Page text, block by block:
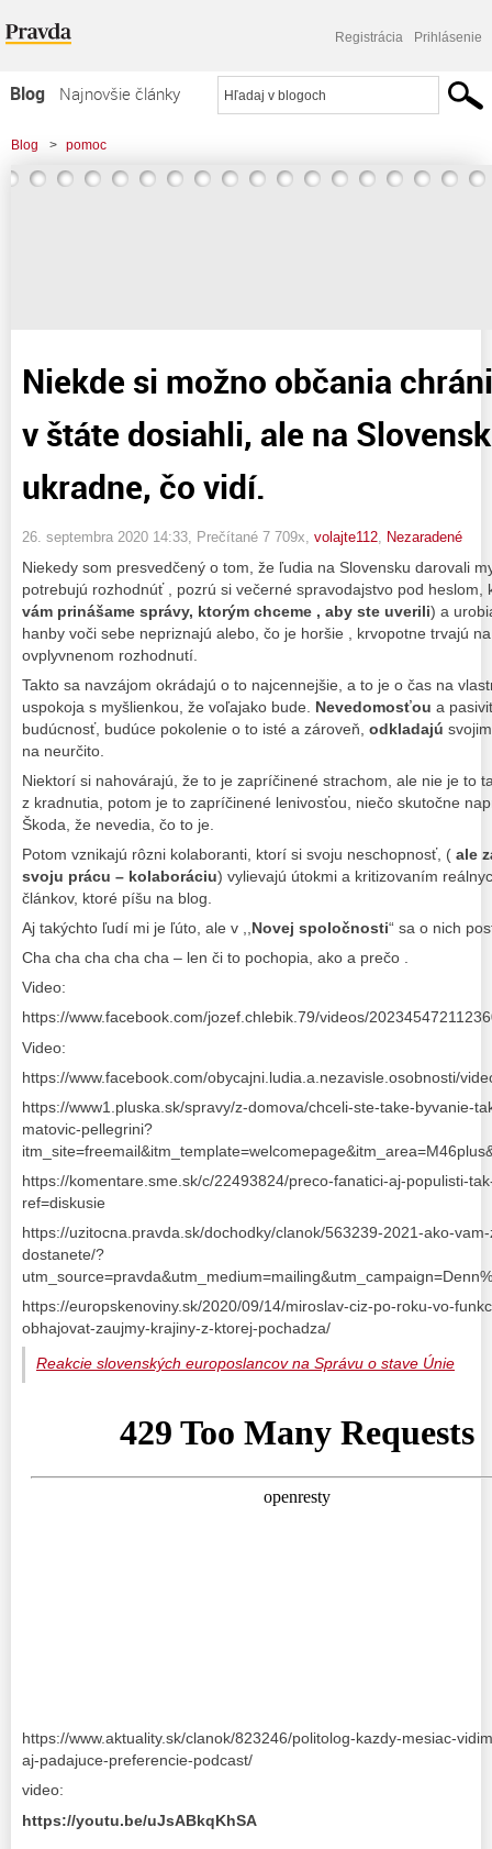
Registrácia Prihlásenie
Blog
Najnovšie články
Najčítanejšie články
Najkomentovanejšie články
Blog > pomoc
> Niekde si možno občania chránia, čo spoločne v štáte dosiahli, ale na
Niekde si možno občania
v štáte dosiahli, ale na
ukradne, čo vidí.
26. septembra 2020 14:33 , Prečítané 7 709x, volajte112 Nezaradené
Niekedy som presvedčený o tom, že ľudia na Slovensku darovali
potrebujú rozhodnúť , pozrú si večerné spravodajstvo pod
vám prinášame správy, ktorým chceme , aby ste uverili) a
hanby voči sebe nepriznajú alebo, čo je horšie , krvopotne trvajú
ovplyvnenom rozhodnutí.
Takto sa navzájom okrádajú o to najcennejšie, a to je o čas na
uspokoja s myšlienkou, že voľajako bude. Nevedomosťou a
budúcnosť, budúce pokolenie o to isté a zároveň, odkladajú
na neurčito.
Niektorí si nahovárajú, že to je zapríčinené strachom, ale nie je to
z kradnutia, potom je to zapríčinené lenivosťou, niečo skutočne
Škoda, že nevedia, čo to je.
Potom vznikajú rôzni kolaboranti, ktorí si svoju neschopnosť, ( ale
svoju prácu – kolaboráciu) vylievajú útokmi a kritizovaním
článkov, ktoré píšu na blog.
Aj takýchto ľudí mi je ľúto, ale v ,, Novej spoločnosti“ sa o nich
Cha cha cha cha cha – len či to pochopia, ako a prečo .
Video:
https://www.facebook.com/jozef.chlebik.79/videos/
Video:
https://www.facebook.com/obycajni.ludia.a.nezavisle.osobnosti/
https://www1.pluska.sk/spravy/z-domova/chceli-ste-take-byvanie-
matovic-pellegrini?
https://komentare.sme.sk/c/22493824/preco-fanatici-aj-populisti-
ref=diskusie
https://uzitocna.pravda.sk/dochodky/clanok/563239-2021-ako-
dostanete/?
https://europskenoviny.sk/2020/09/14/miroslav-ciz-po-roku-vo-
obhajovat-zaujmy-krajiny-z-ktorej-pochadza/
Reakcie slovenských europoslancov na Správu o stave Únie
https://www.aktuality.sk/clanok/823246/politolog-kazdy-mesiac-
aj-padajuce-preferencie-podcast/
video:
https://youtu.be/uJsABkqKhSA